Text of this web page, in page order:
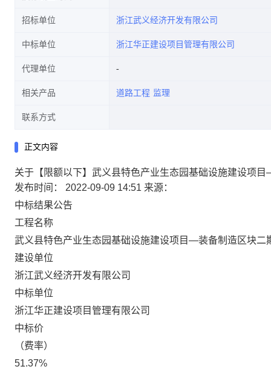
招标单位 浙江武义经济开发有限公司
中标单位 浙江华正建设项目管理有限公司
代理单位
相关产品 道路工程 监理
联系方式
正文内容
关于【限额以下】武义县特色产业生态园基础设施建设项
发布时间： 2022-09-09 14:51 来源：
中标结果公告
工程名称
武义县特色产业生态园基础设施建设项目—装备制造区块二
建设单位
浙江武义经济开发有限公司
中标单位
浙江华正建设项目管理有限公司
中标价
（费率）
51.37%